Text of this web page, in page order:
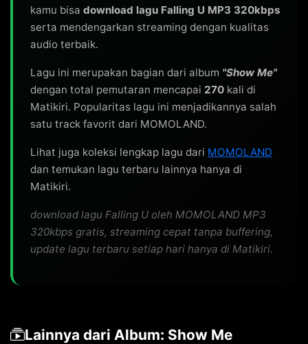
kamu bisa download lagu Falling U MP3 320kbps
serta mendengarkan streaming dengan kualitas
audio terbaik.
Lagu ini merupakan bagian dari album "Show Me"
dengan total pemutaran mencapai 270 kali di
Matikiri. Popularitas lagu ini menjadikannya salah
satu track favorit dari MOMOLAND.
Lihat juga koleksi lengkap lagu dari MOMOLAND
dan temukan lagu terbaru lainnya hanya di
Matikiri.
download lagu Falling U oleh MOMOLAND MP3
320kbps gratis, streaming cepat tanpa buffering,
update lagu terbaru setiap hari hanya di Matikiri.
Lainnya dari Album: Show Me